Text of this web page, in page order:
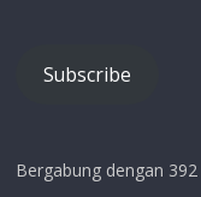
Subscribe
Bergabung dengan